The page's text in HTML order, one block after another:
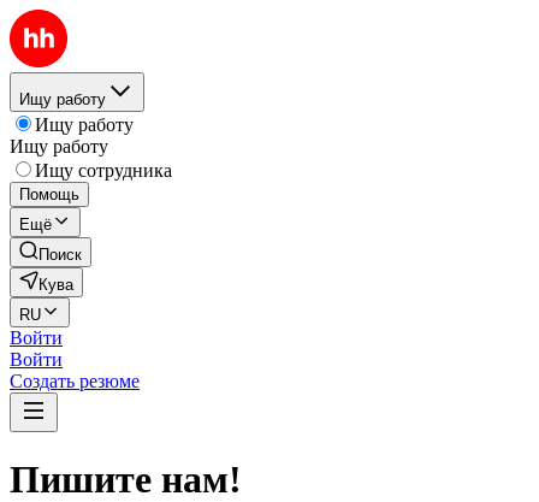
Ищу работу
Ищу работу
Ищу работу
Ищу сотрудника
Помощь
Ещё
Поиск
Кува
RU
Войти
Войти
Создать резюме
Пишите нам!